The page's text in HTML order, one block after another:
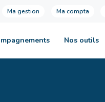
Ma gestion Ma compta
Nos outils